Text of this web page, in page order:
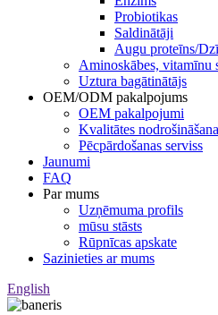
Probiotikas
Saldinātāji
Augu proteīns/
Aminoskābes, vitamīnu
Uztura bagātinātājs
OEM/ODM pakalpojums
OEM pakalpojumi
Kvalitātes
Pēcpārdošanas serviss
Jaunumi
FAQ
Par mums
Uzņēmuma profils
mūsu stāsts
Rūpnīcas apskate
Sazinieties ar mums
English